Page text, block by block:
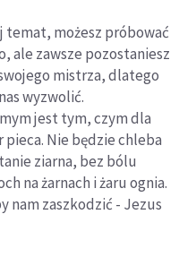
temat, możesz próbować
ale zawsze pozostaniesz
mistrza, dlatego
wyzwolić.
jest tym, czym dla
Nie będzie chleba
ziarna, bez bólu
na żarnach i żaru ognia.
nam zaszkodzić - Jezus